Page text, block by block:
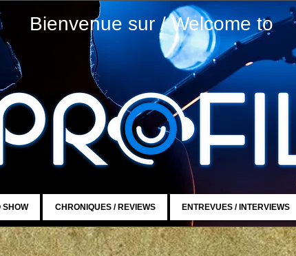
Bienvenue sur / Welcome to
SHOW CHRONIQUES / REVIEWS ENTREVUES / INTERVIEWS